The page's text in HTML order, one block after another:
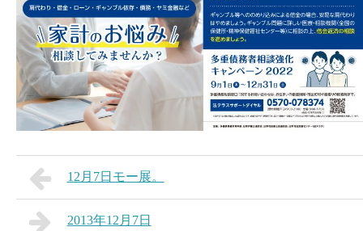
12月7日モー展。
2013年12月7日